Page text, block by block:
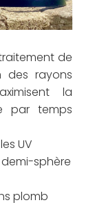
de
des rayons
la
par temps
UV
sphère
plomb